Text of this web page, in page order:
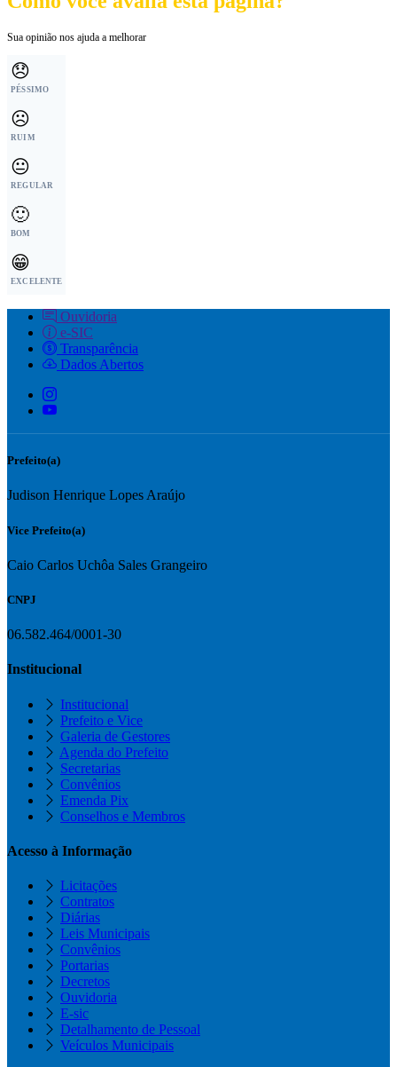
Sua opinião nos ajuda a melhorar
😞
PÉSSIMO
☹️
RUIM
😐
REGULAR
🙂
BOM
😁
EXCELENTE
Ouvidoria
e-SIC
Transparência
Dados Abertos
Prefeito(a)
Judison Henrique Lopes Araújo
Vice Prefeito(a)
Caio Carlos Uchôa Sales Grangeiro
CNPJ
06.582.464/0001-30
Institucional
Institucional
Prefeito e Vice
Galeria de Gestores
Agenda do Prefeito
Secretarias
Convênios
Emenda Pix
Conselhos e Membros
Acesso à Informação
Licitações
Contratos
Diárias
Leis Municipais
Convênios
Portarias
Decretos
Ouvidoria
E-sic
Detalhamento de Pessoal
Veículos Municipais